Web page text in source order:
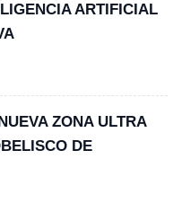
ARTIFICIAL
ZONA ULTRA
DE